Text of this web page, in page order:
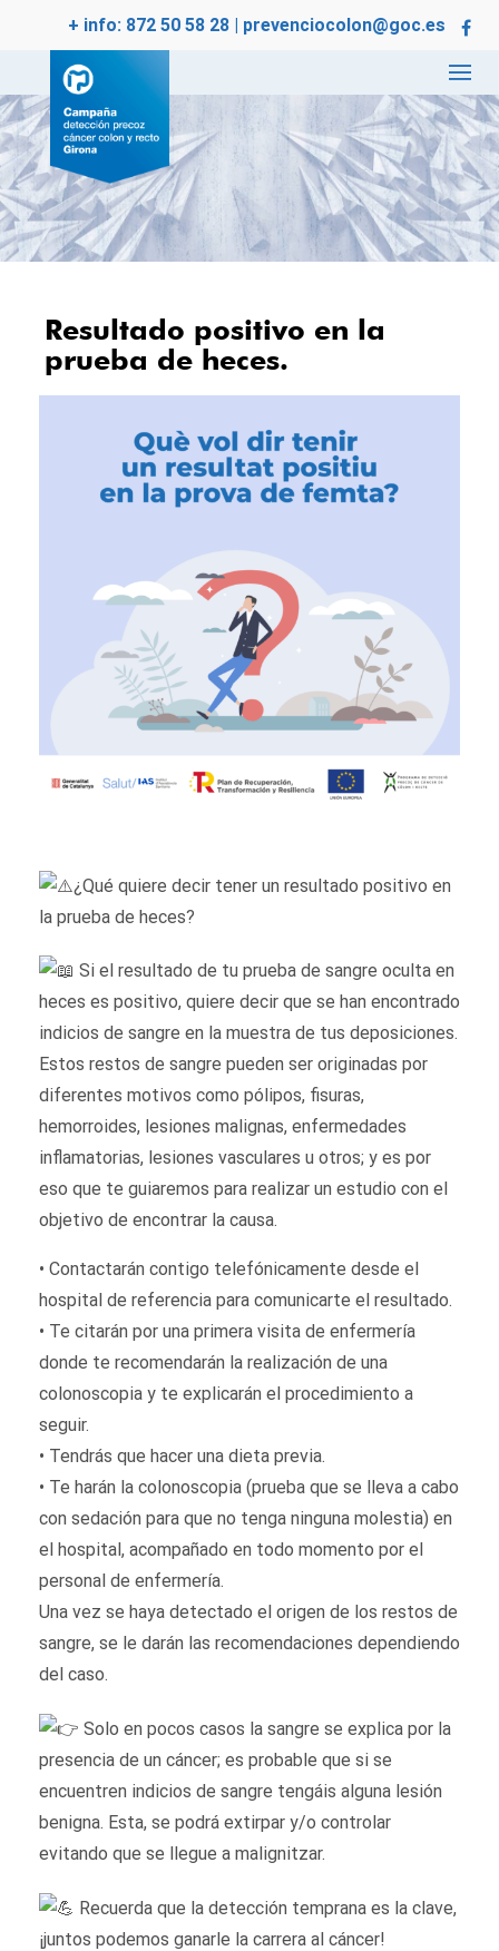
+ info: 872 50 58 28 | prevenciocolon@goc.es
Resultado positivo en la
prueba de heces.
¿Qué quiere decir tener un resultado positivo en
la prueba de heces?
Si el resultado de tu prueba de sangre oculta en
heces es positivo, quiere decir que se han encontrado
indicios de sangre en la muestra de tus deposiciones.
Estos restos de sangre pueden ser originadas por
diferentes motivos como pólipos, fisuras,
hemorroides, lesiones malignas, enfermedades
inflamatorias, lesiones vasculares u otros; y es por
eso que te guiaremos para realizar un estudio con el
objetivo de encontrar la causa.
• Contactarán contigo telefónicamente desde el
hospital de referencia para comunicarte el resultado.
• Te citarán por una primera visita de enfermería
donde te recomendarán la realización de una
colonoscopia y te explicarán el procedimiento a
seguir.
• Tendrás que hacer una dieta previa.
• Te harán la colonoscopia (prueba que se lleva a cabo
con sedación para que no tenga ninguna molestia) en
el hospital, acompañado en todo momento por el
personal de enfermería.
Una vez se haya detectado el origen de los restos de
sangre, se le darán las recomendaciones dependiendo
del caso.
Solo en pocos casos la sangre se explica por la
presencia de un cáncer; es probable que si se
encuentren indicios de sangre tengáis alguna lesión
benigna. Esta, se podrá extirpar y/o controlar
evitando que se llegue a malignitzar.
Recuerda que la detección temprana es la clave,
¡juntos podemos ganarle la carrera al cáncer!